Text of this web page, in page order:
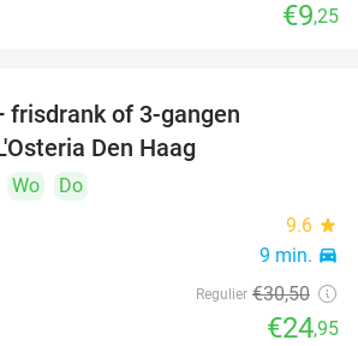
€9,25
frisdrank of 3-gangen
Den Haag
Wo
Do
9.6 star
9 min. directions_car
Regulier €30,50
€24,95